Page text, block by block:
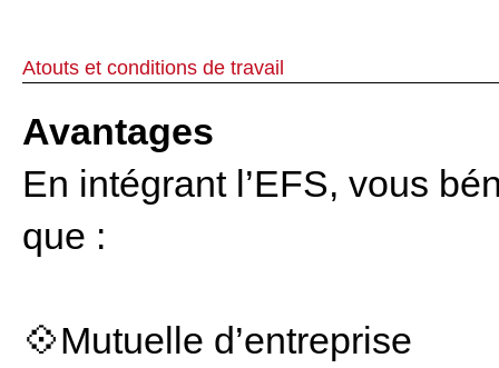
Atouts et conditions de travail
Avantages
En intégrant l’EFS, vous
que :
💠Mutuelle d’entreprise